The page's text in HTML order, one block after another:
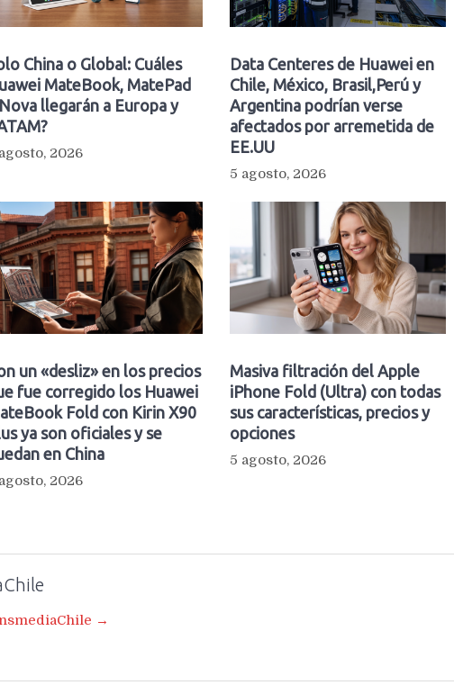
China o Global: Cuáles
MateBook, MatePad
llegarán a Europa y
2026
Data Centeres de Huawei en
Chile, México, Brasil,Perú y
Argentina podrían verse
afectados por arremetida de
EE.UU
5 agosto, 2026
un «desliz» en los precios
fue corregido los Huawei
Fold con Kirin X90
ya son oficiales y se
en China
2026
Masiva filtración del Apple
iPhone Fold (Ultra) con todas
sus características, precios y
opciones
5 agosto, 2026
→